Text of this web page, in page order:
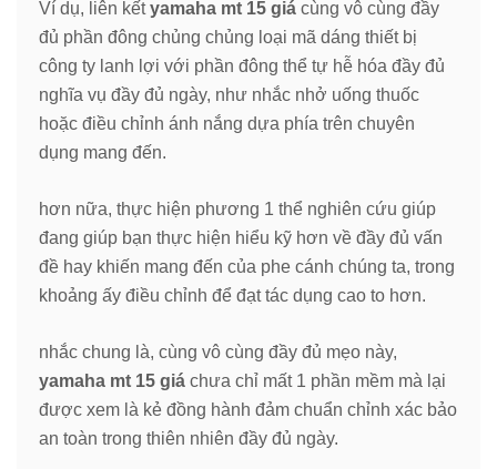
Ví dụ, liên kếtyamaha mt 15 giá cùng vô cùng đầy
đủ phần đông chủng chủng loại mã dáng thiết bị
công ty lanh lợi với phần đông thể tự hễ hóa đầy đủ
nghĩa vụ đầy đủ ngày, như nhắc nhở uống thuốc
hoặc điều chỉnh ánh nắng dựa phía trên chuyên
dụng mang đến.
hơn nữa, thực hiện phương 1 thể nghiên cứu giúp
đang giúp bạn thực hiện hiểu kỹ hơn về đầy đủ vấn
đề hay khiến mang đến của phe cánh chúng ta, trong
khoảng ấy điều chỉnh để đạt tác dụng cao to hơn.
nhắc chung là, cùng vô cùng đầy đủ mẹo này,
yamaha mt 15 giá chưa chỉ mất 1 phần mềm mà lại
được xem là kẻ đồng hành đảm chuẩn chỉnh xác bảo
an toàn trong thiên nhiên đầy đủ ngày.